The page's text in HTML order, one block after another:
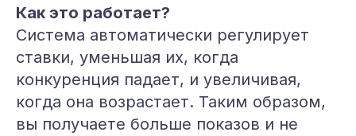
Как это работает?
Система автоматически регулирует
ставки, уменьшая их, когда
конкуренция падает, и увеличивая,
когда она возрастает. Таким образом,
вы получаете больше показов и не